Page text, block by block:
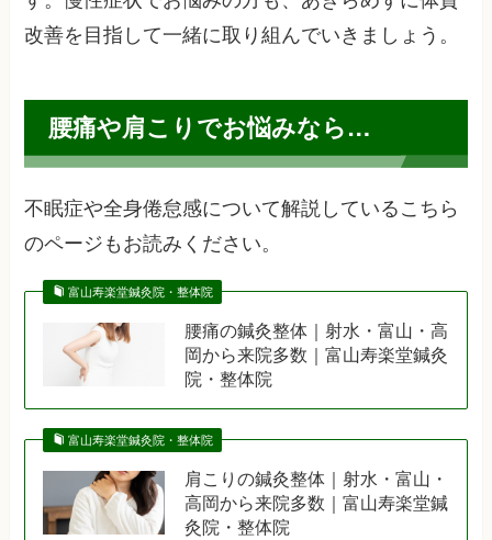
改善を目指して一緒に取り組んでいきましょう。
腰痛や肩こりでお悩みなら…
不眠症や全身倦怠感について解説しているこちら
のページもお読みください。
富山寿楽堂鍼灸院・整体院
腰痛の鍼灸整体｜射水・富山・高
岡から来院多数｜富山寿楽堂鍼灸
院・整体院
富山寿楽堂鍼灸院・整体院
肩こりの鍼灸整体｜射水・富山・
高岡から来院多数｜富山寿楽堂鍼
灸院・整体院